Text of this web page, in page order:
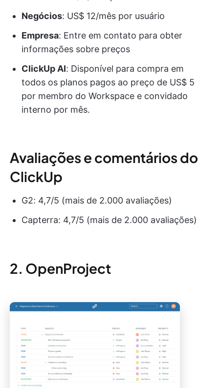
Negócios: US$ 12/mês por usuário
Empresa: Entre em contato para obter
informações sobre preços
ClickUp AI: Disponível para compra em
todos os planos pagos ao preço de US$ 5
por membro do Workspace e convidado
interno por mês.
Avaliações e comentários do
ClickUp
G2: 4,7/5 (mais de 2.000 avaliações)
Capterra: 4,7/5 (mais de 2.000 avaliações)
2. OpenProject